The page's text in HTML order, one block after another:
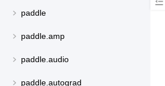
paddle
paddle.amp
paddle.audio
paddle.autograd